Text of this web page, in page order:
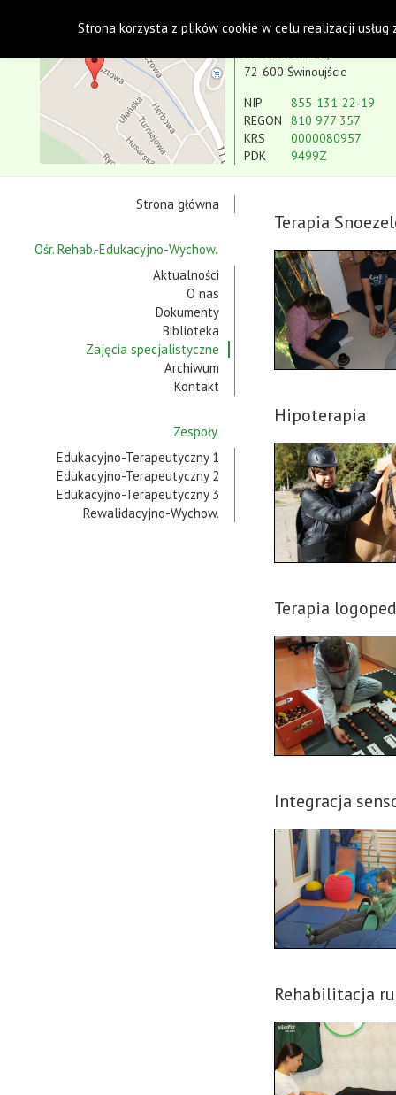
Koło w Świnoujściu
ul. Basztowa 11,
72-600 Świnoujście
NIP
REGON
KRS
PDK
855-131-22-19
810 977 357
0000080957
9499Z
Strona główna
Ośr. Rehab.-Edukacyjno-Wychow.
Aktualności
O nas
Dokumenty
Biblioteka
Zajęcia specjalistyczne
Archiwum
Kontakt
Zespoły
Edukacyjno-Terapeutyczny 1
Edukacyjno-Terapeutyczny 2
Edukacyjno-Terapeutyczny 3
Rewalidacyjno-Wychow.
Terapia
Hipoterapia
Terapia
Integracja
Rehabilitacja
Strona korzysta z plików cookie w celu realizacji usług